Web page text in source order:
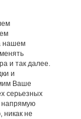
нашем
и так далее.
и
Ваше
серьезных
напрямую
никак не